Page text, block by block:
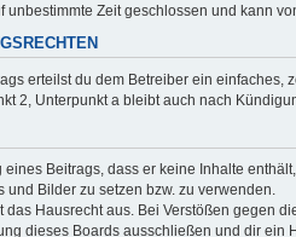
unbestimmte Zeit geschlossen und kann
erteilst du dem Betreiber ein
2, Unterpunkt a bleibt auch nach
eines Beitrags, dass er keine Inhalte
und Bilder zu setzen bzw. zu verwenden.
das Hausrecht aus. Bei Verstößen gegen
dieses Boards ausschließen und dir ein